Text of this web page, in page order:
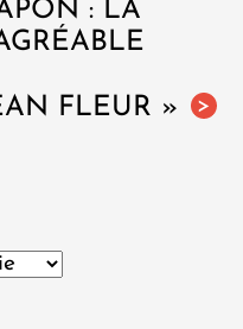
: LA
>
FLEUR »